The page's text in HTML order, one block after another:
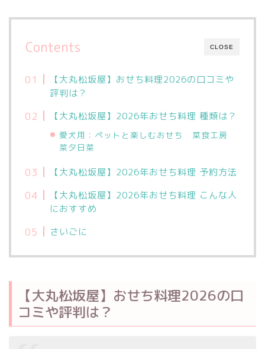
CLOSE
Contents
【大丸松坂屋】おせち料理2026の口コミや
評判は？
【大丸松坂屋】2026年おせち料理 種類は？
愛犬用：ペットと楽しむおせち 菜食工房
菜夕日菜
【大丸松坂屋】2026年おせち料理 予約方法
【大丸松坂屋】2026年おせち料理 こんな人
におすすめ
さいごに
【大丸松坂屋】おせち料理2026の口
コミや評判は？